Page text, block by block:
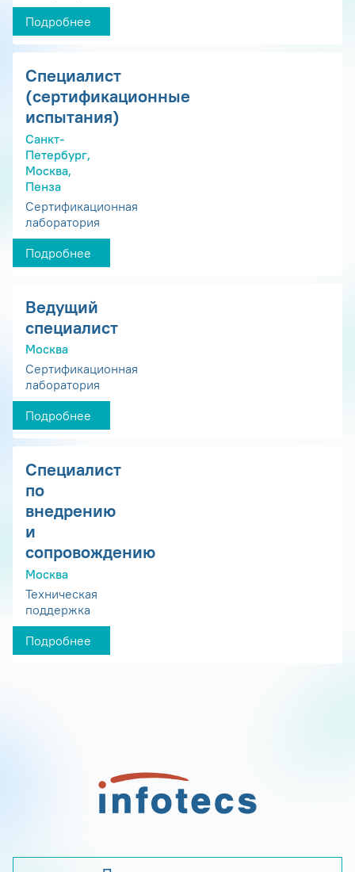
Подробнее
Специалист
(сертификационные
испытания)
Санкт-
Петербург,
Москва,
Пенза
Сертификационная
лаборатория
Подробнее
Ведущий
специалист
Москва
Сертификационная
лаборатория
Подробнее
Специалист
по
внедрению
и
сопровождению
Москва
Техническая
поддержка
Подробнее